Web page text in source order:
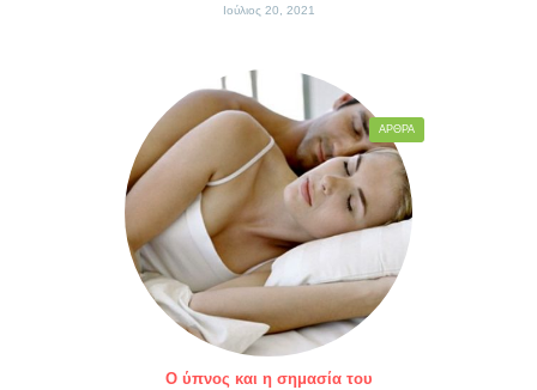
Ιούλιος 20, 2021
Ο ύπνος και η σημασία του
ΆΡΘΡΑ